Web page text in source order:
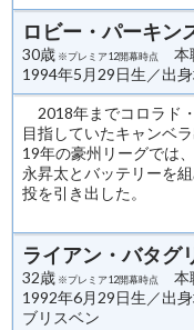
ロビー・パーキン
30歳 ※プレミア12開幕時点
本
1994年5月29日生／出
2018年までコロラド
目指していたキャンベ
19年の豪州リーグでは
永昇太とバッテリーを
投を引き出した。
ライアン・バタグ
32歳 ※プレミア12開幕時点
本
1992年6月29日生／出
ブリスベン